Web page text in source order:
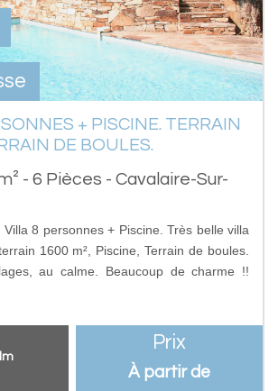
+ PISCINE. TERRAIN
DE BOULES.
- 6 Pièces - Cavalaire-Sur-
8 personnes + Piscine. Très belle villa
1600 m², Piscine, Terrain de boules.
au calme. Beaucoup de charme !!
Prix
À partir de